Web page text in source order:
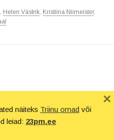
, Helen Västrik, Kristiina Niimeister,
näiteks Triinu omad või
leiad: 23pm.ee
×